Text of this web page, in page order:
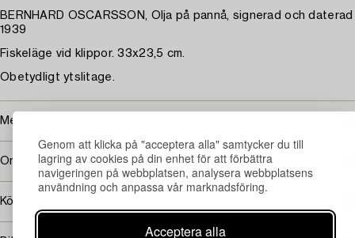
Genom att klicka på "acceptera alla" samtycker du till
lagring av cookies på din enhet för att förbättra
navigeringen på webbplatsen, analysera webbplatsens
användning och anpassa vår marknadsföring.
Acceptera alla
BERNHARD OSCARSSON, Olja på pannå, signerad och daterad
1939
Fiskeläge vid klippor. 33x23,5 cm.
Obetydligt ytslitage.
Mer om Bernhard Oscarsson
Omfattas av följerätt
Köpinformation